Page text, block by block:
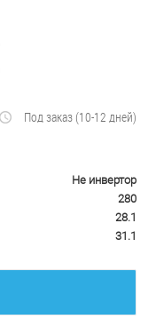
Под заказ (10-12 дней)
Не инвертор
280
28.1
31.1